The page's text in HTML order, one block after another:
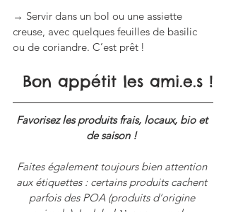
→ Servir dans un bol ou une assiette
creuse, avec quelques feuilles de basilic
ou de coriandre. C’est prêt !
Bon appétit les ami.e.s !
Favorisez les produits frais, locaux, bio et
de saison !
Faites également toujours bien attention
aux étiquettes : certains produits cachent
parfois des POA (produits d’origine